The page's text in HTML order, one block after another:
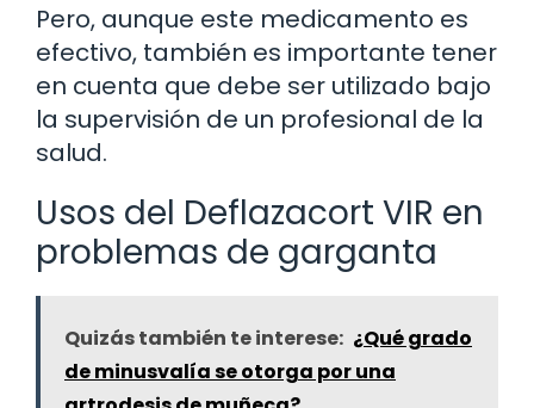
Pero, aunque este medicamento es
efectivo, también es importante tener
en cuenta que debe ser utilizado bajo
la supervisión de un profesional de la
salud.
Usos del Deflazacort VIR en
problemas de garganta
Quizás también te interese: ¿Qué grado
de minusvalía se otorga por una